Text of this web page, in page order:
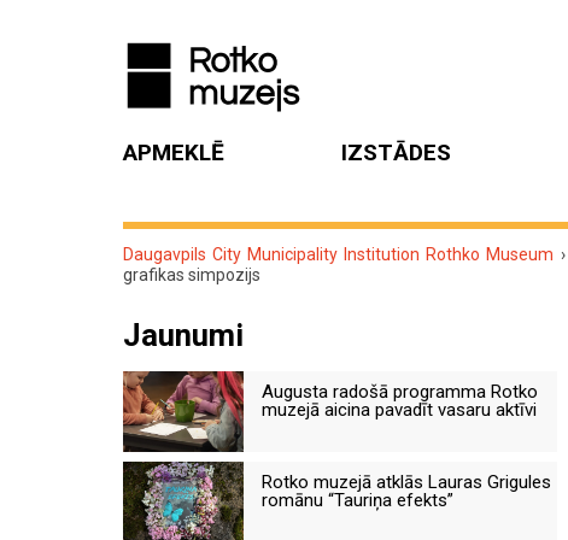
APMEKLĒ IZSTĀDES
Daugavpils City Municipality Institution Rothko Museum ›
grafikas simpozijs
Jaunumi
Augusta radošā programma Rotko
muzejā aicina pavadīt vasaru aktīvi
Rotko muzejā atklās Lauras Grigules
romānu “Tauriņa efekts”